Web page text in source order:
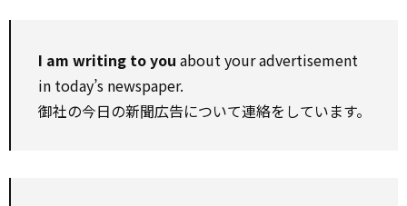
I am writing to you about your advertisement
in today’s newspaper.
御社の今日の新聞広告について連絡をしています。